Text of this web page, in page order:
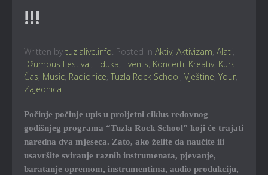
!!!
Written by tuzlalive.info. Posted in Aktiv, Aktivizam, Alati,
Džumbus Festival, Eduka, Events, Koncerti, Kreativ, Kurs -
Čas, Music, Radionice, Tuzla Rock School, Vještine, Your,
Zajednica
Počinje počinje upis u proljetni ciklus redovnog
godišnjeg programa “Tuzla Rock School” koji će trajati
naredna dva mjeseca. Zato, ako želite da naučite ili
usavršite sviranje raznih instrumenata, pjevanje,
baratanje opremom, instrumentima, audio produkciju,